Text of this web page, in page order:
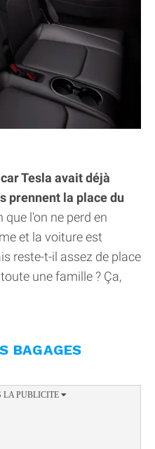
Tesla avait déjà
prennent la place du
que l'on ne perd en
et la voiture est
reste-t-il assez de place
une famille ? Ça,
BAGAGES